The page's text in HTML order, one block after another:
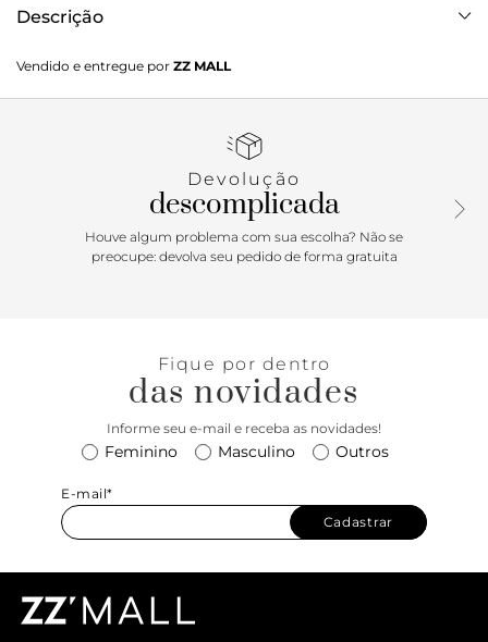
Descrição
sofisticado pede esse modelo VCZ! Moderno e minimalista,
esse slingback traz um ajuste super confortável e prático
Vendido e entregue por ZZ MALL
Devolução
descomplicada
Houve algum problema com sua escolha? Não se
preocupe: devolva seu pedido de forma gratuita
Fique por dentro
das novidades
Informe seu e-mail e receba as novidades!
Feminino Masculino Outros
E-mail*
Cadastrar